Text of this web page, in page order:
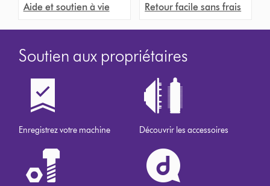
Aide et soutien à vie Retour facile sans frais
Soutien aux propriétaires
Enregistrez votre machine Découvrir les accessoires